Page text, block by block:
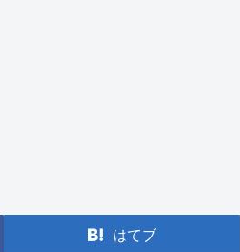
はてブ